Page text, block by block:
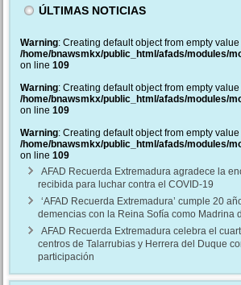
ÚLTIMAS NOTICIAS
Warning: Creating default object from empty value
/home/bnawsmkx/public_html/afads/modules/
on line109
Warning: Creating default object from empty value
/home/bnawsmkx/public_html/afads/modules/
on line109
Warning: Creating default object from empty value
/home/bnawsmkx/public_html/afads/modules/
on line109
AFAD Recuerda Extremadura agradece la
recibida para luchar contra el COVID-19
‘AFAD Recuerda Extremadura’ cumple 20
demencias con la Reina Sofía como Madrina
AFAD Recuerda Extremadura celebra el
centros de Talarrubias y Herrera del Duque
participación